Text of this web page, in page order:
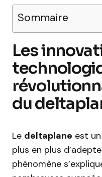
Sommaire
Les
du
Le deltaplane est
plus en plus
phénomène